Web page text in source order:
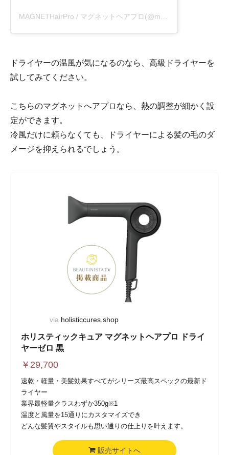
ドライヤーの温風が気になるのなら、高級ドライヤーを
試してみてください。
こちらのマグネットへアプロなら、熱の調整が細かく設
定ができます。
冷風だけに頼らなくても、ドライヤーによる髪の毛のダ
メージを抑えられるでしょう。
via holisticcures.shop
ホリスティックキュア マグネットヘアプロ ドライ
ヤーゼロ 黒
￥ 29,700
速乾・軽量・美髪効果すべてがシリーズ最高スペックの最新ド
ライヤー
業界最軽量クラスわずか350g※1
温度と風量を15通りにカスタマイズでき
どんな髪質やスタイルも思い通りの仕上りを叶えます。
販売サイトへ